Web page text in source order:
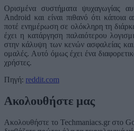
Ορισμένα συστήματα ψυχαγωγίας
Android και είναι πιθανό ότι κάποια
ποτέ ενημέρωση σε ολόκληρη τη
έχει η κατάργηση παλαιότερου
στην κάλυψη των κενών ασφαλείας και
ομαλές. Αυτό όμως έχει ένα
χρήστες.
Πηγή: reddit.com
Ακολουθήστε μας
Ακολουθήστε το Techmaniacs.gr στο